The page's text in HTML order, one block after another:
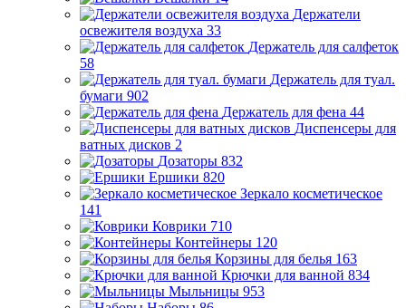
Держатели
освежителя воздуха 33
Держатель для салфеток
58
Держатель для туал.
бумаги 902
Держатель для фена 44
Диспенсеры для
ватных дисков 2
Дозаторы 832
Ершики 820
Зеркало косметическое
141
Коврики 710
Контейнеры 120
Корзины для белья 163
Крючки для ванной 834
Мыльницы 953